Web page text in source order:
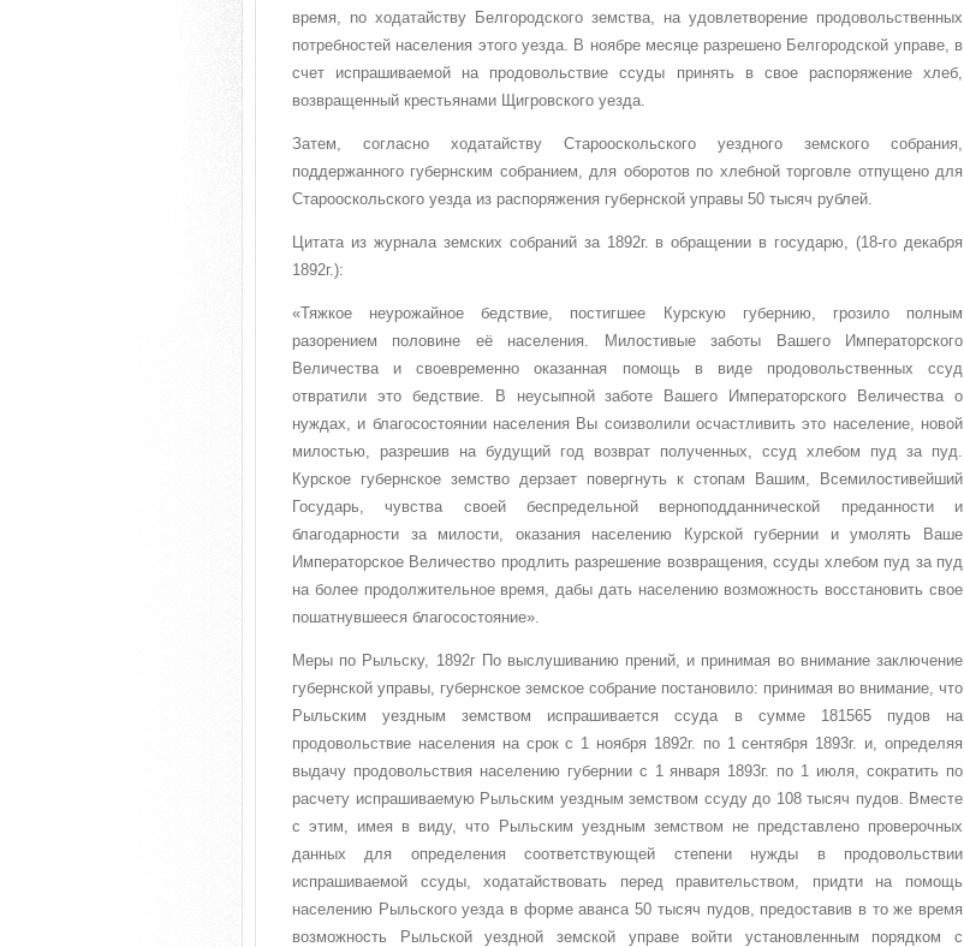
время, no ходатайству Белгородского земства, на удовлетворение продовольственных
потребностей населения этого уезда. В ноябре месяце разрешено Белгородской управе, в
счет испрашиваемой на продовольствие ссуды принять в свое распоряжение хлеб,
возвращенный крестьянами Щигровского уезда.
Затем, согласно ходатайству Старооскольского уездного земского собрания,
поддержанного губернским собранием, для оборотов по хлебной торговле отпущено для
Старооскольского уезда из распоряжения губернской управы 50 тысяч рублей.
Цитата из журнала земских собраний за 1892г. в обращении в государю, (18-го декабря
1892г.):
«Тяжкое неурожайное бедствие, постигшее Курскую губернию, грозило полным
разорением половине её населения. Милостивые заботы Вашего Императорского
Величества и своевременно оказанная помощь в виде продовольственных ссуд
отвратили это бедствие. В неусыпной заботе Вашего Императорского Величества о
нуждах, и благосостоянии населения Вы соизволили осчастливить это население, новой
милостью, разрешив на будущий год возврат полученных, ссуд хлебом пуд за пуд.
Курское губернское земство дерзает повергнуть к стопам Вашим, Всемилостивейший
Государь, чувства своей беспредельной верноподданнической преданности и
благодарности за милости, оказания населению Курской губернии и умолять Ваше
Императорское Величество продлить разрешение возвращения, ссуды хлебом пуд за пуд
на более продолжительное время, дабы дать населению возможность восстановить свое
пошатнувшееся благосостояние».
Меры по Рыльску, 1892г По выслушиванию прений, и принимая во внимание заключение
губернской управы, губернское земское собрание постановило: принимая во внимание, что
Рыльским уездным земством испрашивается ссуда в сумме 181565 пудов на
продовольствие населения на срок с 1 ноября 1892г. по 1 сентября 1893г. и, определяя
выдачу продовольствия населению губернии с 1 января 1893г. по 1 июля, сократить по
расчету испрашиваемую Рыльским уездным земством ссуду до 108 тысяч пудов. Вместе
с этим, имея в виду, что Рыльским уездным земством не представлено проверочных
данных для определения соответствующей степени нужды в продовольствии
испрашиваемой ссуды, ходатайствовать перед правительством, придти на помощь
населению Рыльского уезда в форме аванса 50 тысяч пудов, предоставив в то же время
возможность Рыльской уездной земской управе войти установленным порядком с